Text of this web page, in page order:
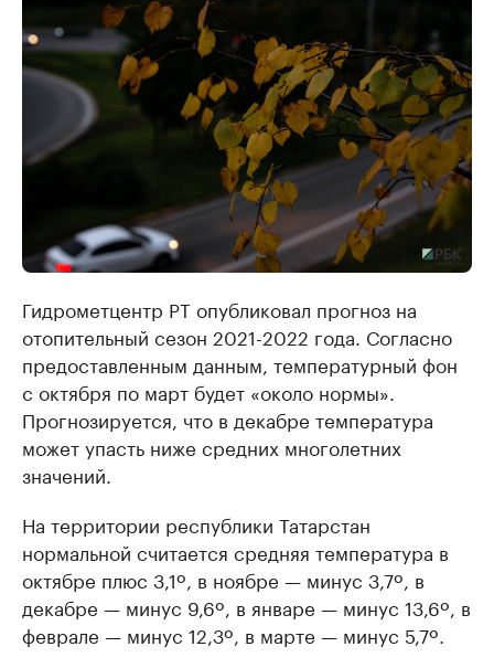
Гидрометцентр РТ опубликовал прогноз на
отопительный сезон 2021-2022 года. Согласно
предоставленным данным, температурный фон
с октября по март будет «около нормы».
Прогнозируется, что в декабре температура
может упасть ниже средних многолетних
значений.
На территории республики Татарстан
нормальной считается средняя температура в
октябре плюс 3,1º, в ноябре — минус 3,7º, в
декабре — минус 9,6º, в январе — минус 13,6º, в
феврале — минус 12,3º, в марте — минус 5,7º.